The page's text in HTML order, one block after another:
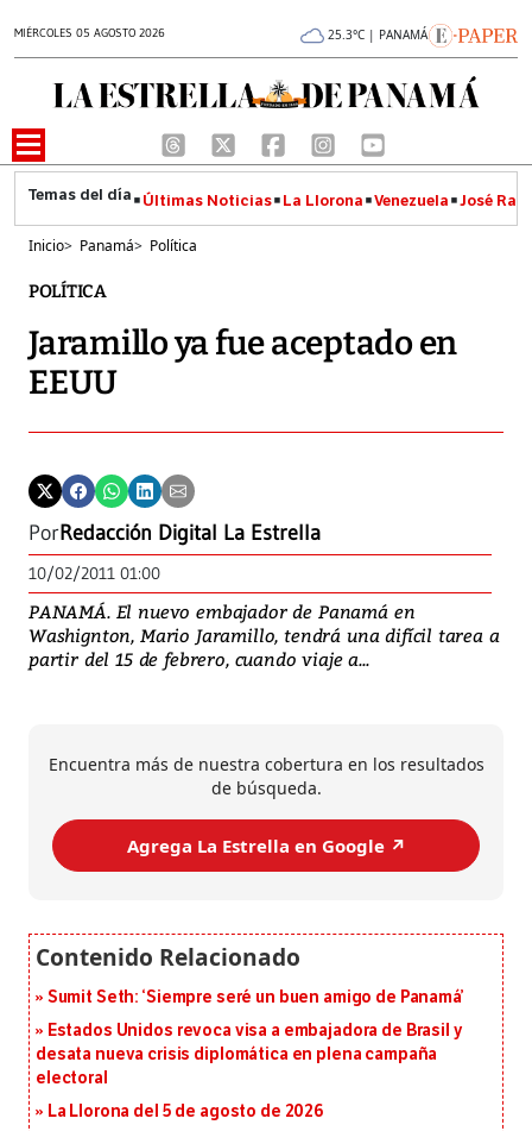
MIÉRCOLES 05 AGOSTO 2026 25.3°C | PANAMÁ
Últimas Noticias La Llorona Venezuela José
Inicio> Panamá> Política
POLÍTICA
Jaramillo ya fue aceptado en
EEUU
PorRedacción Digital La Estrella
10/02/2011 01:00
PANAMÁ. El nuevo embajador de Panamá en
Washignton, Mario Jaramillo, tendrá una difícil tarea a
partir del 15 de febrero, cuando viaje a...
Encuentra más de nuestra cobertura en los resultados
de búsqueda.
Agrega La Estrella en Google ↗️
Sumit Seth: ‘Siempre seré un buen amigo de Panamá’
Estados Unidos revoca visa a embajadora de Brasil y
desata nueva crisis diplomática en plena campaña
electoral
La Llorona del 5 de agosto de 2026